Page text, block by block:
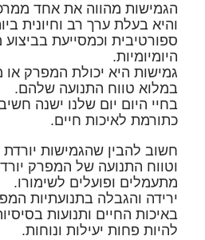
הגמישות מהווה את אחד
והיא בעלת ערך רב וחיונית
ספורטיבית וכמסייעת
היומיומיות.
גמישות היא יכולת המפרק
במלוא טווח התנועה שלהם.
בחיי היום יום שלנו ישנה
כתורמת לאיכות חיים.
חשוב להבין שהגמישות
וטווח התנועה של המפרק
מתעמלים ופועלים לשימורו.
ירידה והגבלה בתנועתיות
באיכות החיים ותנועות
להיות פחות יעילות ונוחות.